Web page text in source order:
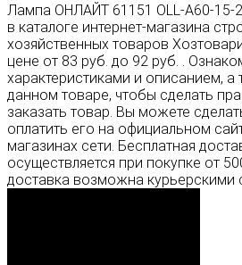
Лампа ОНЛАЙТ 61151 OLL-A60-15-
в каталоге интернет-магазина
хозяйственных товаров
цене от 83 руб. до 92 руб. .
характеристиками и описанием,
данном товаре, чтобы сделать
заказать товар. Вы можете
оплатить его на официальном
магазинах сети. Бесплатная
осуществляется при покупке от
доставка возможна курьерскими